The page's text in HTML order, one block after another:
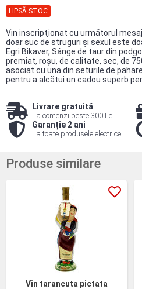
LIPSĂ STOC
Vin inscripţionat cu următorul
doar suc de struguri şi sexul este
Egri Bikaver, Sânge de taur din
premiat, roşu, de calitate, sec, de
asociat cu una din seturile de
pentru a alcătui un cadou superb
Livrare gratuită
La comenzi peste 300 Lei
Garanție 2 ani
La toate produsele electrice
Produse similare
Vin tarancuta pictata